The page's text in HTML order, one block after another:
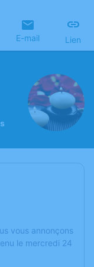
E-mail Lien
vous annonçons
le mercredi 24